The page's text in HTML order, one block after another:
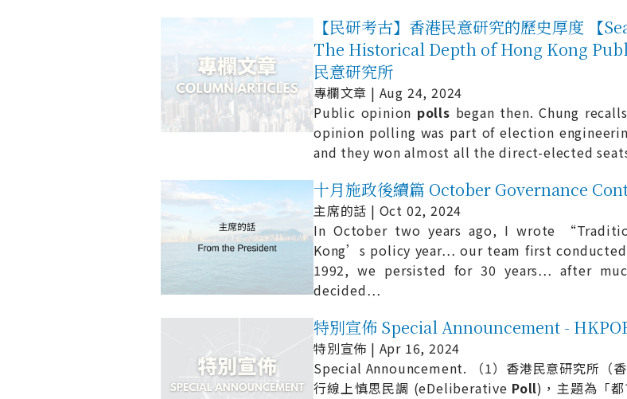
【民研考古】香港民意研究的歷史厚度
The Historical Depth of Hong Kong
民意研究所
專欄文章 | Aug 24, 2024
Public opinion polls began then. Chung
opinion polling was part of election
and they won almost all the direct-elected
十月施政後續篇 October Governance
主席的話 | Oct 02, 2024
In October two years ago, I wrote
Kong’s policy year… our team first
1992, we persisted for 30 years… after
decided…
特別宣佈 Special Announcement -
特別宣佈 | Apr 16, 2024
Special Announcement. （1）香港民意研究所（
行線上慎思民調 (eDeliberative Poll)，主題為「